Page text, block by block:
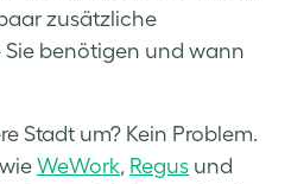
zusätzliche
Sie benötigen und wann
Stadt um? Kein Problem.
WeWork, Regus und